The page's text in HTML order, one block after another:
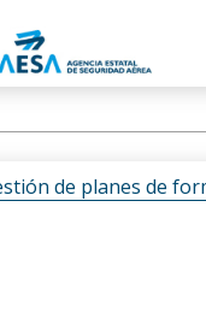
de planes de